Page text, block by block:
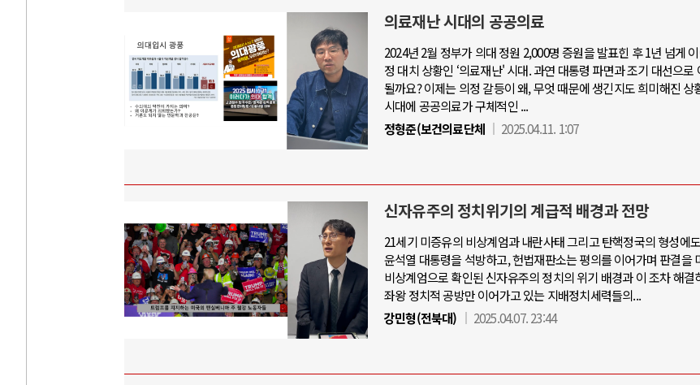
의료재난 시대의 공공의료
2024년 2월 정부가 의대 정원 2,000명 증원을 발표힌 후 1년 넘게
정 대치 상황인 ‘의료재난' 시대. 과연 대통령 파면과 조기 대선으로
될까요? 이제는 의정 갈등이 왜, 무엇 때문에 생긴지도 희미해진 상
시대에 공공의료가 구체적인 ...
정형준(보건의료단체
2025.04.11. 1:07
신자유주의 정치위기의 계급적 배경과 전망
21세기 미증유의 비상계엄과 내란사태 그리고 탄핵정국의 형성에
윤석열 대통령을 석방하고, 헌법재판소는 평의를 이어가며 판결을
비상계엄으로 확인된 신자유주의 정치의 위기 배경과 이 조차 해결
좌왕 정치적 공방만 이어가고 있는 지배정치세력들의...
강민형(전북대)
2025.04.07. 23:44
우크라이나, 덴마크, 에스토니아, 네덜란..
러·우크라, 대규모 공습 주고받아…민간 ..